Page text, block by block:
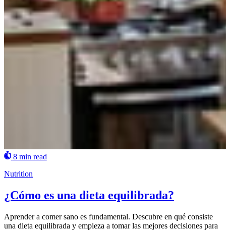
8 min read
Nutrition
¿Cómo es una dieta equilibrada?
Aprender a comer sano es fundamental. Descubre en qué consiste
una dieta equilibrada y empieza a tomar las mejores decisiones para